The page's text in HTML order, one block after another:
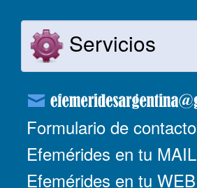
Servicios
Formulario de contacto
Efemérides en tu MAIL
Efemérides en tu WEB